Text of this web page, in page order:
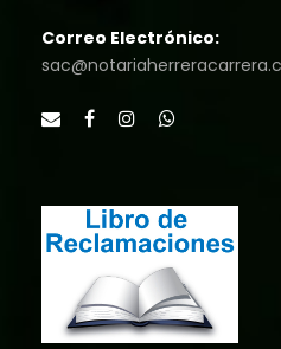
Correo Electrónico: